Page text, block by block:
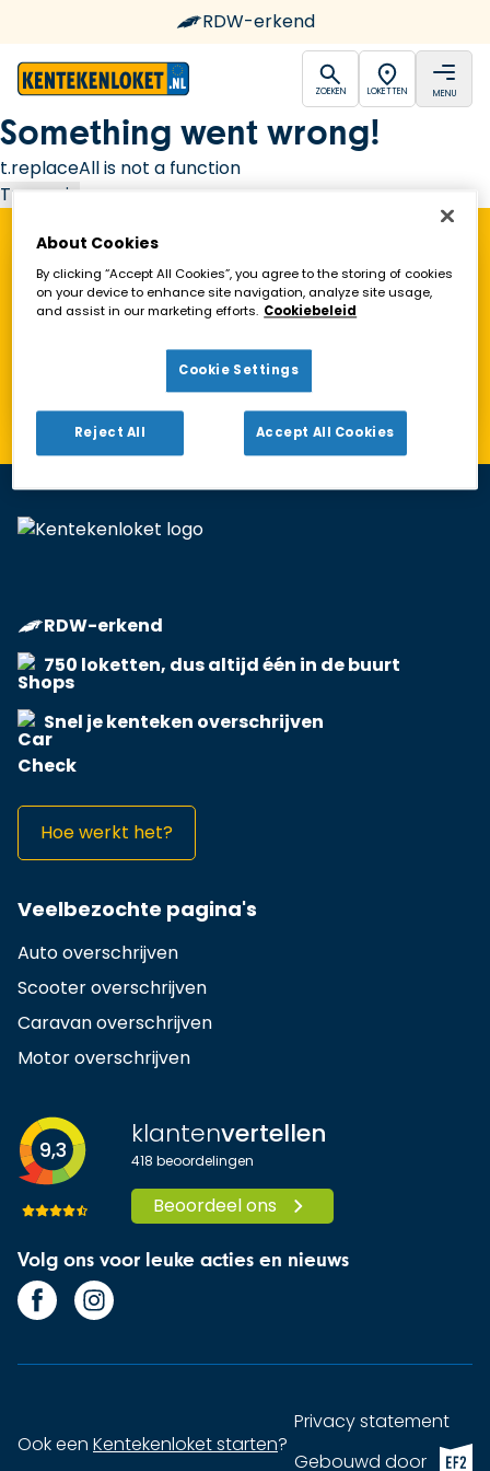
RDW-erkend
open
ZOEKEN LOKETTEN MENU
Something went wrong!
t.replaceAll is not a function
Try again
Vind een Kentekenloket in de buurt!
Toon alleen geopende loketten
RDW-erkend
750 loketten, dus altijd één in de buurt
Snel je kenteken overschrijven
Hoe werkt het?
Veelbezochte pagina's
Auto overschrijven
Scooter overschrijven
Caravan overschrijven
Motor overschrijven
9,3 klantenvertellen
418 beoordelingen
Beoordeel ons
Volg ons voor leuke acties en nieuws
Ook een Kentekenloket starten?
Privacy statement
Gebouwd doorEF2
About Cookies
By clicking “Accept All Cookies”, you agree to the storing of cookies
on your device to enhance site navigation, analyze site usage,
and assist in our marketing efforts. Cookiebeleid
Cookie Settings
Reject All Accept All Cookies